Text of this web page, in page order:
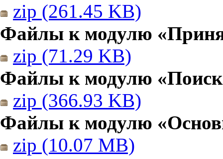
zip (261.45 KB)
Файлы к модулю
zip (71.29 KB)
Файлы к модулю
zip (366.93 KB)
Файлы к модулю
zip (10.07 MB)